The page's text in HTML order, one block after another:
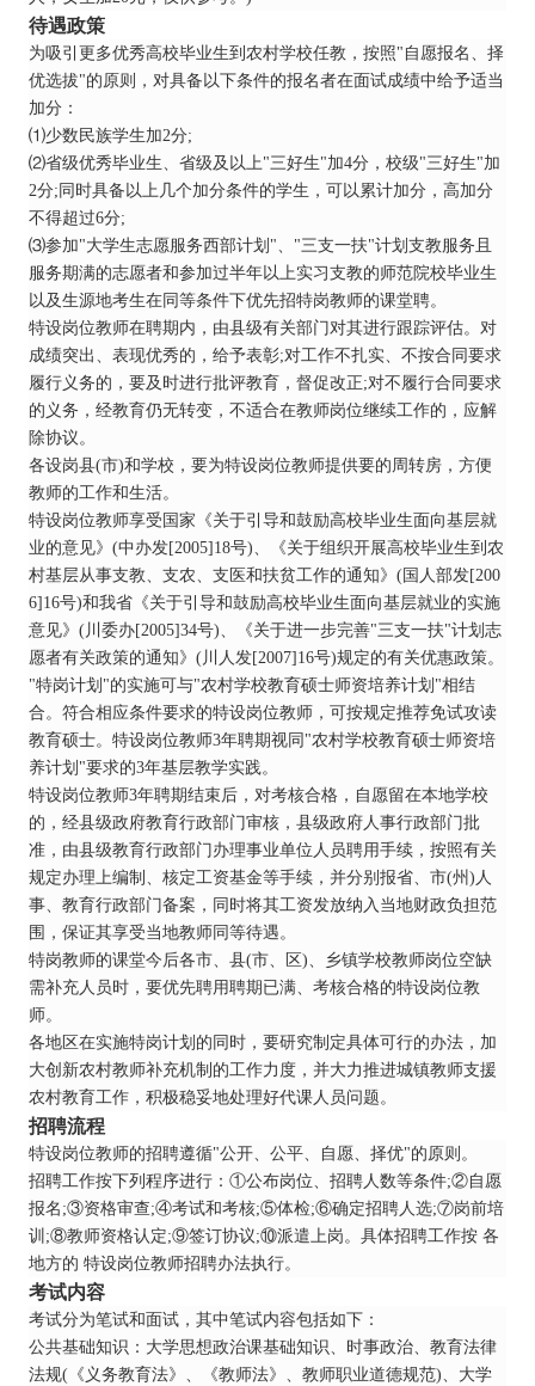
待遇政策
为吸引更多优秀高校毕业生到农村学校任教，按照"自愿报名、择
优选拔"的原则，对具备以下条件的报名者在面试成绩中给予适当
加分：
⑴少数民族学生加2分;
⑵省级优秀毕业生、省级及以上"三好生"加4分，校级"三好生"加
2分;同时具备以上几个加分条件的学生，可以累计加分，高加分
不得超过6分;
⑶参加"大学生志愿服务西部计划"、"三支一扶"计划支教服务且
服务期满的志愿者和参加过半年以上实习支教的师范院校毕业生
以及生源地考生在同等条件下优先招特岗教师的课堂聘。
特设岗位教师在聘期内，由县级有关部门对其进行跟踪评估。对
成绩突出、表现优秀的，给予表彰;对工作不扎实、不按合同要求
履行义务的，要及时进行批评教育，督促改正;对不履行合同要求
的义务，经教育仍无转变，不适合在教师岗位继续工作的，应解
除协议。
各设岗县(市)和学校，要为特设岗位教师提供要的周转房，方便
教师的工作和生活。
特设岗位教师享受国家《关于引导和鼓励高校毕业生面向基层就
业的意见》(中办发[2005]18号)、《关于组织开展高校毕业生到农
村基层从事支教、支农、支医和扶贫工作的通知》(国人部发[200
6]16号)和我省《关于引导和鼓励高校毕业生面向基层就业的实施
意见》(川委办[2005]34号)、《关于进一步完善"三支一扶"计划志
愿者有关政策的通知》(川人发[2007]16号)规定的有关优惠政策。
"特岗计划"的实施可与"农村学校教育硕士师资培养计划"相结
合。符合相应条件要求的特设岗位教师，可按规定推荐免试攻读
教育硕士。特设岗位教师3年聘期视同"农村学校教育硕士师资培
养计划"要求的3年基层教学实践。
特设岗位教师3年聘期结束后，对考核合格，自愿留在本地学校
的，经县级政府教育行政部门审核，县级政府人事行政部门批
准，由县级教育行政部门办理事业单位人员聘用手续，按照有关
规定办理上编制、核定工资基金等手续，并分别报省、市(州)人
事、教育行政部门备案，同时将其工资发放纳入当地财政负担范
围，保证其享受当地教师同等待遇。
特岗教师的课堂今后各市、县(市、区)、乡镇学校教师岗位空缺
需补充人员时，要优先聘用聘期已满、考核合格的特设岗位教
师。
各地区在实施特岗计划的同时，要研究制定具体可行的办法，加
大创新农村教师补充机制的工作力度，并大力推进城镇教师支援
农村教育工作，积极稳妥地处理好代课人员问题。
招聘流程
特设岗位教师的招聘遵循"公开、公平、自愿、择优"的原则。
招聘工作按下列程序进行：①公布岗位、招聘人数等条件;②自愿
报名;③资格审查;④考试和考核;⑤体检;⑥确定招聘人选;⑦岗前培
训;⑧教师资格认定;⑨签订协议;⑩派遣上岗。具体招聘工作按 各
地方的 特设岗位教师招聘办法执行。
考试内容
考试分为笔试和面试，其中笔试内容包括如下：
公共基础知识：大学思想政治课基础知识、时事政治、教育法律
法规(《义务教育法》、《教师法》、教师职业道德规范)、大学